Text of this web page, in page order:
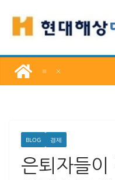
로
너
BLOG 경제
은퇴자들이